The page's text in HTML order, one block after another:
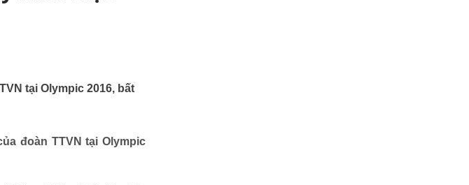
tại Olympic 2016, bất
đoàn TTVN tại Olympic